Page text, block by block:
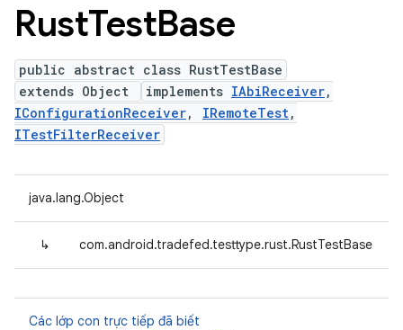
RustTestBase
public abstract class RustTestBase
extends Object
implements IAbiReceiver,
IConfigurationReceiver, IRemoteTest,
ITestFilterReceiver
java.lang.Object
↳ com.android.tradefed.testtype.rust.RustTestBase
Các lớp con trực tiếp đã biết